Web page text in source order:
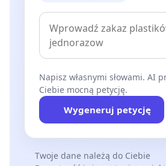
Napisz własnymi słowami. AI
Ciebie mocną petycję.
Wygeneruj petycję
Twoje dane należą do Ciebie